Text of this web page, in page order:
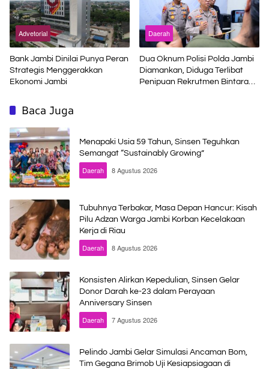
Advetorial
Bank Jambi Dinilai Punya Peran
Strategis Menggerakkan
Ekonomi Jambi
Daerah
Dua Oknum Polisi Polda Jambi
Diamankan, Diduga Terlibat
Penipuan Rekrutmen Bintara
Baca Juga
Menapaki Usia 59 Tahun, Sinsen Teguhkan
Semangat “Sustainably Growing”
Daerah 8 Agustus 2026
Tubuhnya Terbakar, Masa Depan Hancur: Kisah
Pilu Adzan Warga Jambi Korban Kecelakaan
Kerja di Riau
Daerah 8 Agustus 2026
Konsisten Alirkan Kepedulian, Sinsen Gelar
Donor Darah ke-23 dalam Perayaan
Anniversary Sinsen
Daerah 7 Agustus 2026
Pelindo Jambi Gelar Simulasi Ancaman Bom,
Tim Gegana Brimob Uji Kesiapsiagaan di